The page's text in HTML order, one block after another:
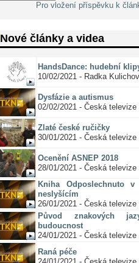
Pro vložení příspěvku k
Nové články a videa
HandsDance: hudební
10/02/2021 - Radka
Dysfázie a autismus
02/02/2021 - Česká televize
Zlaté české ručičky
30/01/2021 - Česká televize
Ocenění ASNEP 2018
28/01/2021 - Česká televize
Kniha Odposlechnuto v
neslyšícím
26/01/2021 - Česká televize
Původ znakových
budoucnost
24/01/2021 - Česká televize
Raná péče